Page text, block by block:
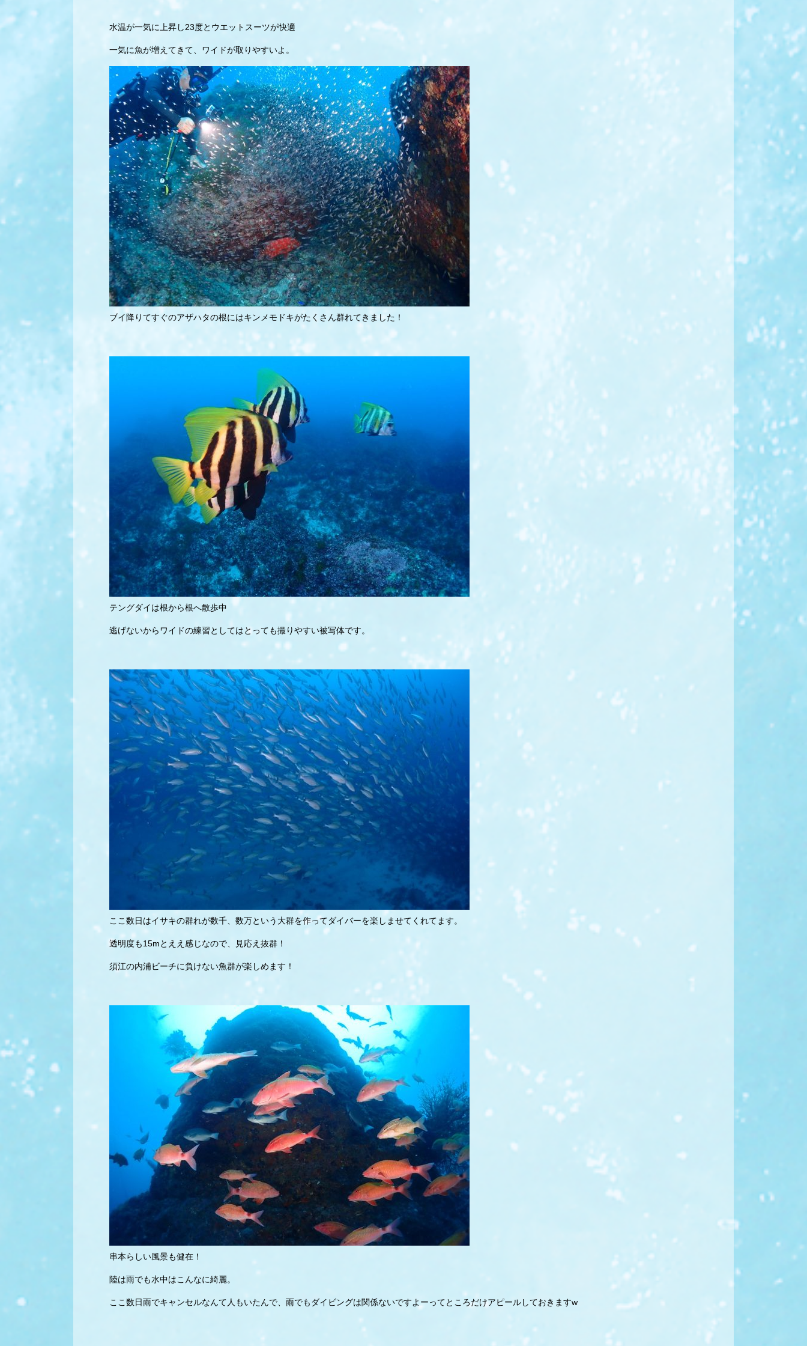
水温が一気に上昇し23度とウエットスーツが快適
一気に魚が増えてきて、ワイドが取りやすいよ。
ブイ降りてすぐのアザハタの根にはキンメモドキがたくさん群れてきました！
テングダイは根から根へ散歩中
逃げないからワイドの練習としてはとっても撮りやすい被写体です。
ここ数日はイサキの群れが数千、数万という大群を作ってダイバーを楽しませてくれてます。
透明度も15mとええ感じなので、見応え抜群！
須江の内浦ビーチに負けない魚群が楽しめます！
串本らしい風景も健在！
陸は雨でも水中はこんなに綺麗。
ここ数日雨でキャンセルなんて人もいたんで、雨でもダイビングは関係ないですよーってところだけアピールしておきますw